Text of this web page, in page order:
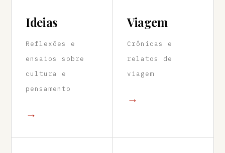
Ideias
Reflexões e
ensaios sobre
cultura e
pensamento
→
Viagem
Crônicas e
relatos de
viagem
→